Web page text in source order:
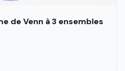
de Venn à 3 ensembles